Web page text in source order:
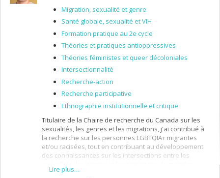
Migration, sexualité et genre
Santé globale, sexualité et VIH
Formation pratique au 2e cycle
Théories et pratiques antioppressives
Théories féministes et queer décoloniales
Intersectionnalité
Recherche-action
Recherche participative
Ethnographie institutionnelle et critique
Titulaire de la Chaire de recherche du Canada sur les
sexualités, les genres et les migrations, j'ai contribué à
la recherche sur les personnes LGBTQIA+ migrantes
et/ou racisées, tout en contribuant au développement
des connaissances sur les intersections entre les
générale.
Lire plus…